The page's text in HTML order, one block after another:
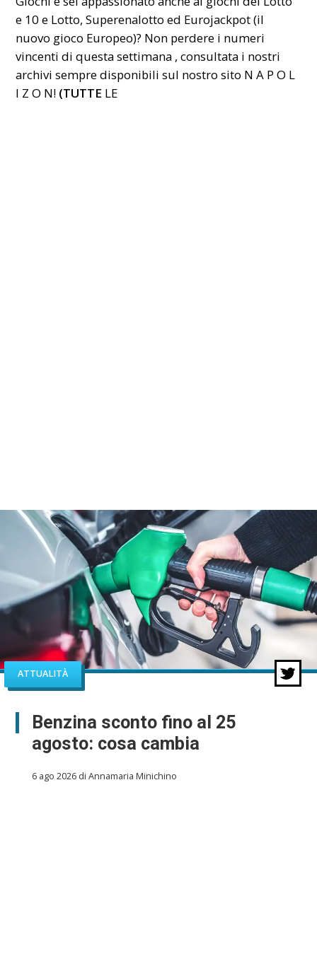
e 10 e Lotto, Superenalotto ed Eurojackpot (il
nuovo gioco Europeo)? Non perdere i numeri
vincenti di questa settimana , consultata i nostri
archivi sempre disponibili sul nostro sito N A P O L
I Z O N! (TUTTE LE
ATTUALITÀ
Benzina sconto fino al 25
agosto: cosa cambia
6 ago 2026 di Annamaria Minichino